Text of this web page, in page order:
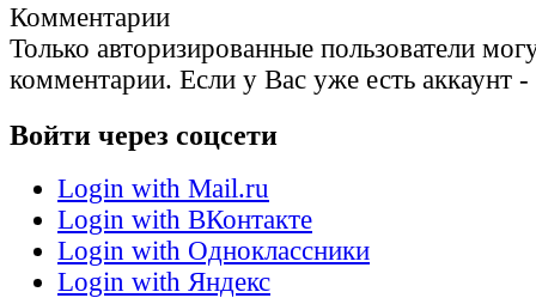
Комментарии
Только авторизированные пользователи
комментарии. Если у Вас уже есть аккаунт -
Войти через соцсети
Login with Mail.ru
Login with ВКонтакте
Login with Одноклассники
Login with Яндекс